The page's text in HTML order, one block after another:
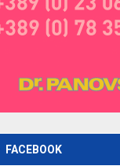
FACEBOOK